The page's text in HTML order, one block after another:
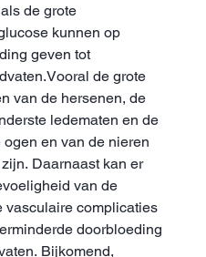
de grote
kunnen op
geven tot
de grote
van de hersenen, de
ledematen en de
en van de nieren
Daarnaast kan er
van de
vasculaire complicaties
doorbloeding
Bijkomend,